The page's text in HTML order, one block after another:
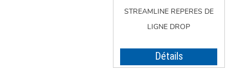
STREAMLINE REPERES DE
LIGNE DROP
Détails